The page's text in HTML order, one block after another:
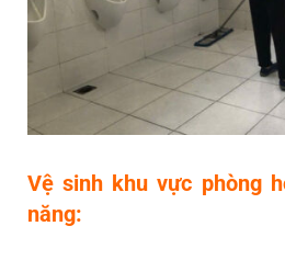
Vệ sinh khu vực phòng
năng: